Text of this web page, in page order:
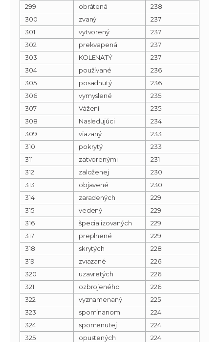
299 obrátená
238
300
zvaný
237
301
vytvorený
237
302
prekvapená
237
303
KOLENATÝ
237
304
používané
236
305
posadnutý
236
306
vymyslené
235
307
Vážení
235
308
Nasledujúci
234
309
viazaný
233
310
pokrytý
233
311
zatvorenými
231
312
založenej
230
313
objavené
230
314
zaradených
229
315
vedený
229
316
špecializovaných
229
317
preplnené
229
318
skrytých
228
319
zviazané
226
320
uzavretých
226
321
ozbrojeného
226
322
vyznamenaný
225
323
spomínanom
224
324
spomenutej
224
325
opustených
224